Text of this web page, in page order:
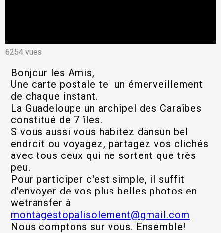
6254 vues
Bonjour les Amis,
Une carte postale tel un émerveillement
de chaque instant.
La Guadeloupe un archipel des Caraîbes
constitué de 7 îles.
S vous aussi vous habitez dansun bel
endroit ou voyagez, partagez vos clichés
avec tous ceux qui ne sortent que très
peu.
Pour participer c'est simple, il suffit
d'envoyer de vos plus belles photos en
wetransfer à
montagestopalisolement@gmail.com
Nous comptons sur vous. Ensemble!